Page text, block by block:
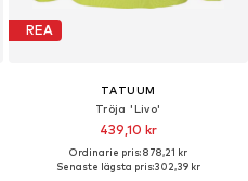
REA
TATUUM
Tröja 'Livo'
439,10 kr
Ordinarie pris: 878,21 kr
Senaste lägsta pris:302,39 kr